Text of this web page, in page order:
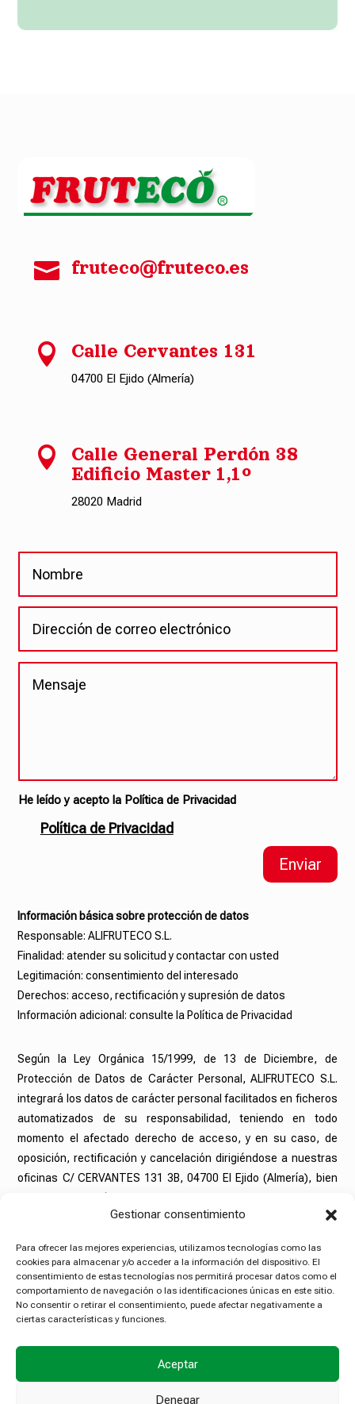
Gestionar consentimiento
Para ofrecer las mejores experiencias, utilizamos tecnologías como las
cookies para almacenar y/o acceder a la información del dispositivo. El
consentimiento de estas tecnologías nos permitirá procesar datos como el
comportamiento de navegación o las identificaciones únicas en este sitio.
No consentir o retirar el consentimiento, puede afectar negativamente a
ciertas características y funciones.
Aceptar
Denegar
 fruteco@fruteco.es
 Calle Cervantes 131
04700 El Ejido (Almería)

Calle General Perdón 38
Edificio Master 1,1º
28020 Madrid
He leído y acepto la Política de Privacidad
Política de Privacidad
Enviar
Información básica sobre protección de datos
Responsable: ALIFRUTECO S.L.
Finalidad: atender su solicitud y contactar con usted
Legitimación: consentimiento del interesado
Derechos: acceso, rectificación y supresión de datos
Información adicional: consulte la Política de Privacidad
Según la Ley Orgánica 15/1999, de 13 de Diciembre, de
Protección de Datos de Carácter Personal, ALIFRUTECO S.L.
integrará los datos de carácter personal facilitados en ficheros
automatizados de su responsabilidad, teniendo en todo
momento el afectado derecho de acceso, y en su caso, de
oposición, rectificación y cancelación dirigiéndose a nuestras
oficinas C/ CERVANTES 131 3B, 04700 El Ejido (Almería), bien
teléfono: 950489132, todo ello con los límites previstos en la
Personal y demás disposiciones de concordante aplicación.
POLÍTICA DE PRIVACIDAD